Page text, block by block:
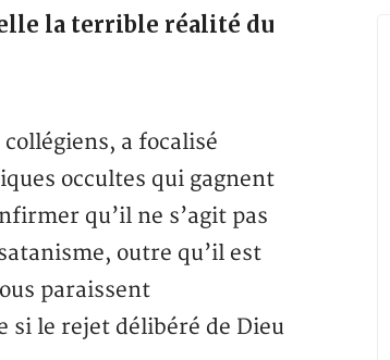
la terrible réalité du
a focalisé
occultes qui gagnent
qu’il ne s’agit pas
outre qu’il est
paraissent
le rejet délibéré de Dieu